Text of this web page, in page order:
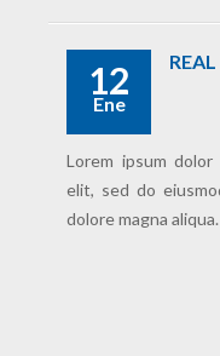
12
Ene
Lorem ipsum
elit, sed do
dolore magna